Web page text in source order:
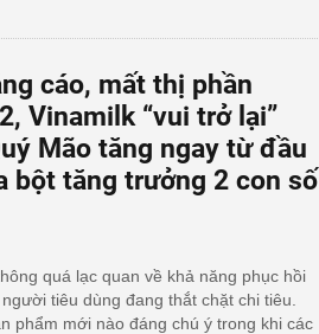
cáo, mất thị phần
Vinamilk “vui trở lại”
Mão tăng ngay từ đầu
bột tăng trưởng 2 con số
quá lạc quan về khả năng phục hồi
tiêu dùng đang thắt chặt chi tiêu.
phẩm mới nào đáng chú ý trong khi các